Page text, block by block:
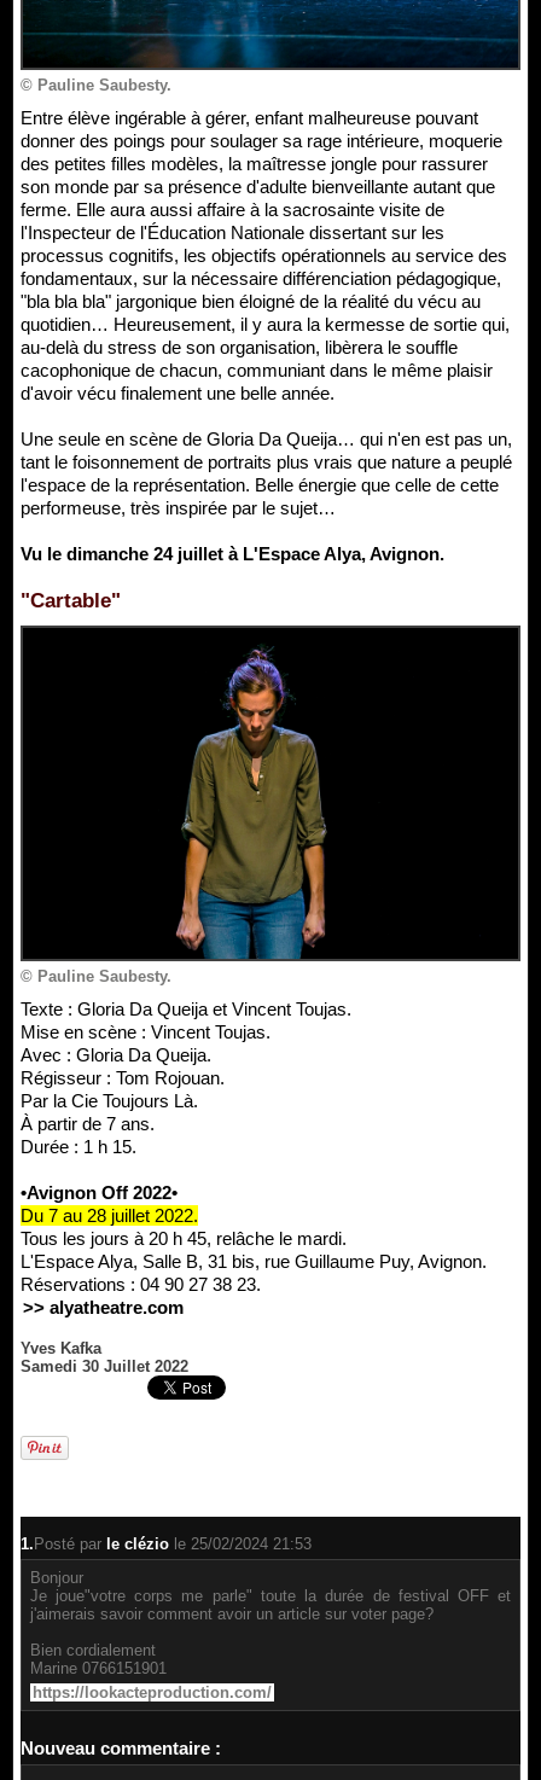
© Pauline Saubesty.
Entre élève ingérable à gérer, enfant malheureuse pouvant
donner des poings pour soulager sa rage intérieure, moquerie
des petites filles modèles, la maîtresse jongle pour rassurer
son monde par sa présence d'adulte bienveillante autant que
ferme. Elle aura aussi affaire à la sacrosainte visite de
l'Inspecteur de l'Éducation Nationale dissertant sur les
processus cognitifs, les objectifs opérationnels au service des
fondamentaux, sur la nécessaire différenciation pédagogique,
"bla bla bla" jargonique bien éloigné de la réalité du vécu au
quotidien… Heureusement, il y aura la kermesse de sortie qui,
au-delà du stress de son organisation, libèrera le souffle
cacophonique de chacun, communiant dans le même plaisir
d'avoir vécu finalement une belle année.
Une seule en scène de Gloria Da Queija… qui n'en est pas un,
tant le foisonnement de portraits plus vrais que nature a peuplé
l'espace de la représentation. Belle énergie que celle de cette
performeuse, très inspirée par le sujet…
Vu le dimanche 24 juillet à L'Espace Alya, Avignon.
"Cartable"
© Pauline Saubesty.
Texte : Gloria Da Queija et Vincent Toujas.
Mise en scène : Vincent Toujas.
Avec : Gloria Da Queija.
Régisseur : Tom Rojouan.
Par la Cie Toujours Là.
À partir de 7 ans.
Durée : 1 h 15.
•Avignon Off 2022•
Du 7 au 28 juillet 2022.
Tous les jours à 20 h 45, relâche le mardi.
L'Espace Alya, Salle B, 31 bis, rue Guillaume Puy, Avignon.
Réservations : 04 90 27 38 23.
>> alyatheatre.com
Yves Kafka
Samedi 30 Juillet 2022
1. Posté par le clézio le 25/02/2024 21:53
Bonjour
Je joue"votre corps me parle" toute la durée de festival OFF et
j'aimerais savoir comment avoir un article sur voter page?
Bien cordialement
Marine 0766151901
https://lookacteproduction.com/
Nouveau commentaire :